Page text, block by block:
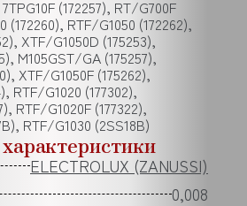
(172257), RT/G700F
(172260), RTF/G1050 (172262),
XTF/G1050D (175253),
M105GST/GA (175257),
XTF/G1050F (175262),
RTF/G1020 (177302),
RTF/G1020F (177322),
RTF/G1030 (2SS18B)
ELECTROLUX (ZANUSSI)
0,008